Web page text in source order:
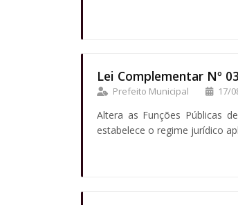
Lei Complementar Nº
Prefeito Municipal 17/
Altera as Funções Públicas
estabelece o regime jurídico